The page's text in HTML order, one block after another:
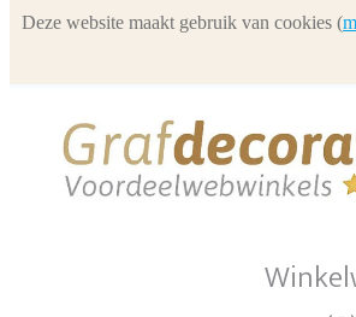
Deze website maakt gebruik van cookies (